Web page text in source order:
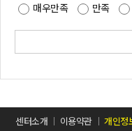
매우만족 만족
센터소개 이용약관 개인정